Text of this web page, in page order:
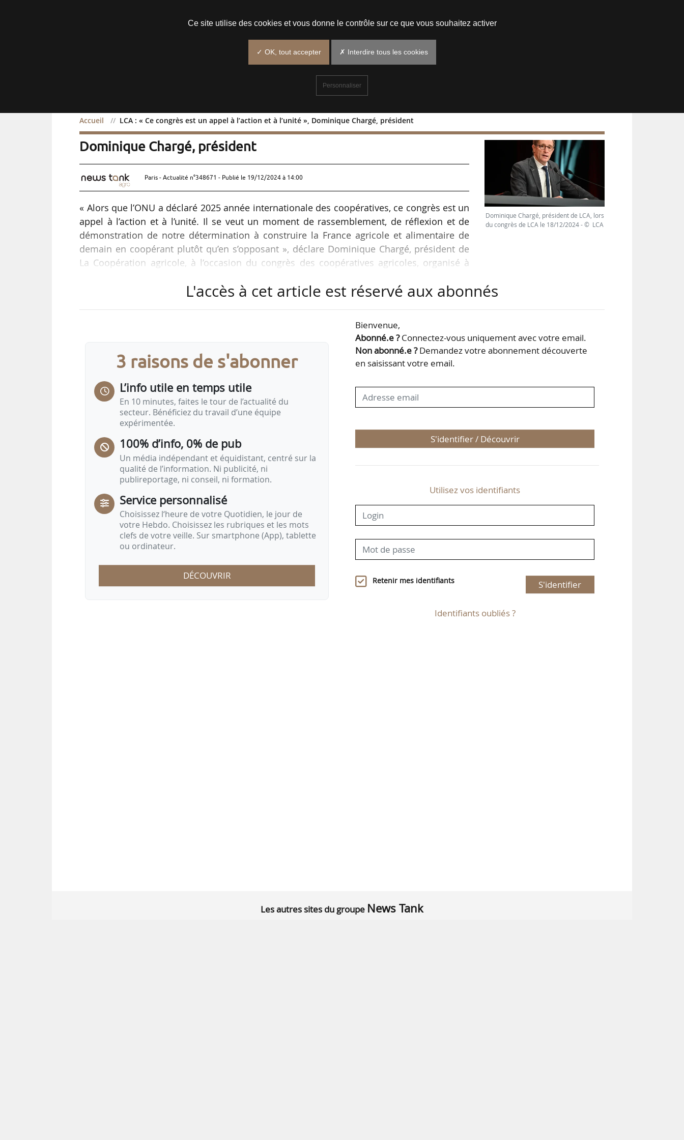
Accueil LCA : « Ce congrès est un appel à l’action et à l’unité », Dominique Chargé, président
LCA : « Ce congrès est un appel à l’action et à l’unité »,
Dominique Chargé, président
Paris - Actualité n°348671 - Publié le 19/12/2024 à 14:00
« Alors que l’ONU a déclaré 2025 année internationale des coopératives, ce congrès est un
appel à l’action et à l’unité. Il se veut un moment de rassemblement, de réflexion et de
démonstration de notre détermination à construire la France agricole et alimentaire de
demain en coopérant plutôt qu’en s’opposant », déclare Dominique Chargé, président de
La Coopération agricole, à l’occasion du congrès des coopératives agricoles, organisé à
« La crise politique et institutionnelle qui secoue notre pays a l’effet d’un poison, et il est
Dominique Chargé, président de LCA, lors
du congrès de LCA le 18/12/2024 - © LCA
L'accès à cet article est réservé aux abonnés
3 raisons de s'abonner
L’info utile en temps utile
En 10 minutes, faites le tour de l’actualité du
secteur. Bénéficiez du travail d’une équipe
expérimentée.
100% d’info, 0% de pub
Un média indépendant et équidistant, centré sur la
qualité de l’information. Ni publicité, ni
publireportage, ni conseil, ni formation.
Service personnalisé
Choisissez l‘heure de votre Quotidien, le jour de
votre Hebdo. Choisissez les rubriques et les mots
clefs de votre veille. Sur smartphone (App), tablette
ou ordinateur.
DÉCOUVRIR
Bienvenue,
Abonné.e ?Connectez-vous uniquement avec votre email.
Non abonné.e ?Demandez votre abonnement découverte
en saisissant votre email.
S'identifier / Découvrir
Utilisez vos identifiants
Retenir mes identifiants S'identifier
Identifiants oubliés ?
Les autres sites du groupe News Tank
Ce site utilise des cookies et vous donne le contrôle sur ce que vous souhaitez activer
✓ OK, tout accepter ✗ Interdire tous les cookies
Personnaliser